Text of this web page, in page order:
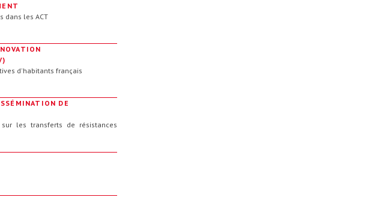
dans les ACT
d'habitants français
DE
les transferts de résistances